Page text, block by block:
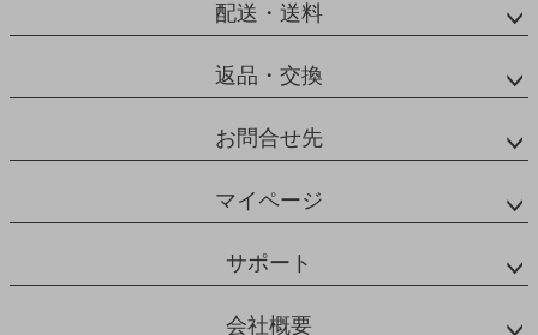
配送・送料
返品・交換
お問合せ先
マイページ
サポート
会社概要